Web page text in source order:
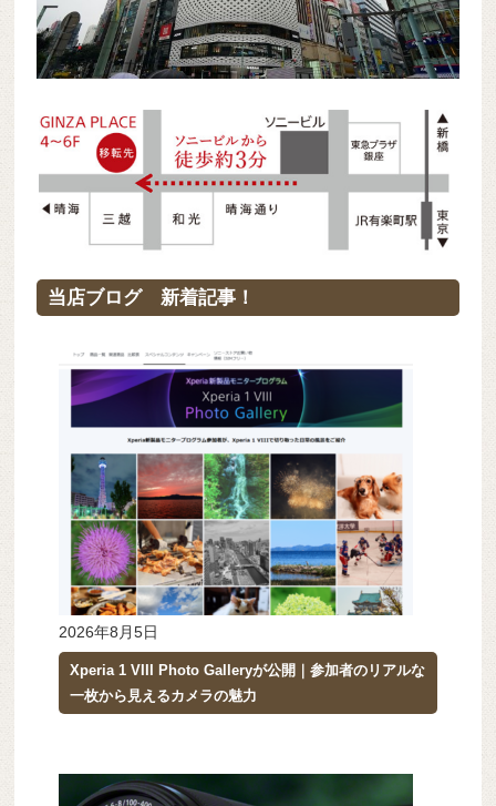
当店ブログ 新着記事！
2026年8月5日
Xperia 1 VIII Photo Galleryが公開｜参加者のリアルな
一枚から見えるカメラの魅力